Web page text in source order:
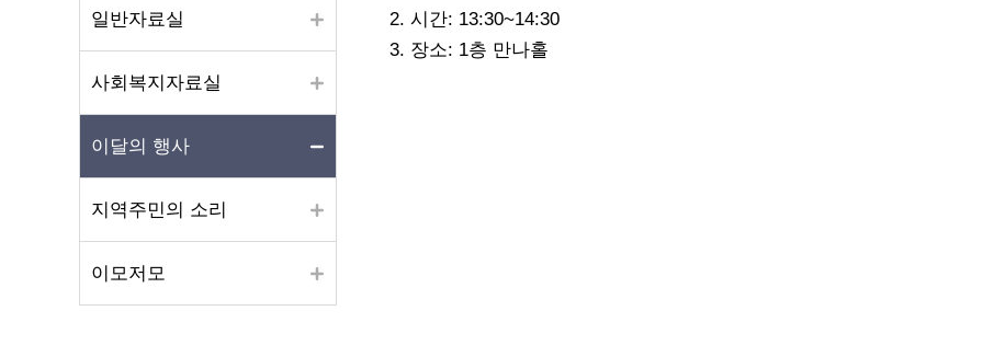
일반자료실
사회복지자료실
이달의 행사
지역주민의 소리
이모저모
2. 시간: 13:30~14:30
3. 장소: 1층 만나홀